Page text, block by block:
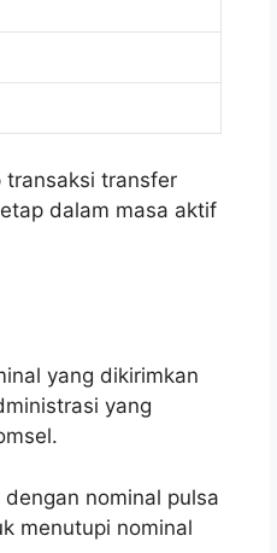
transaksi transfer
dalam masa aktif
yang dikirimkan
yang
nominal pulsa
menutupi nominal